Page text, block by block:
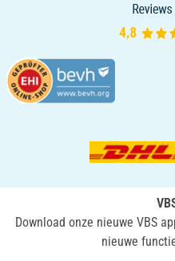
Download onze nieuwe VBS
nieuwe